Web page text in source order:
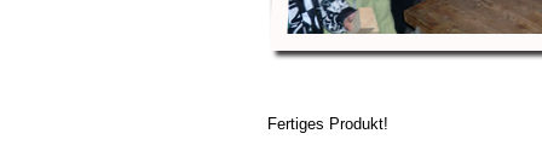
Fertiges Produkt!